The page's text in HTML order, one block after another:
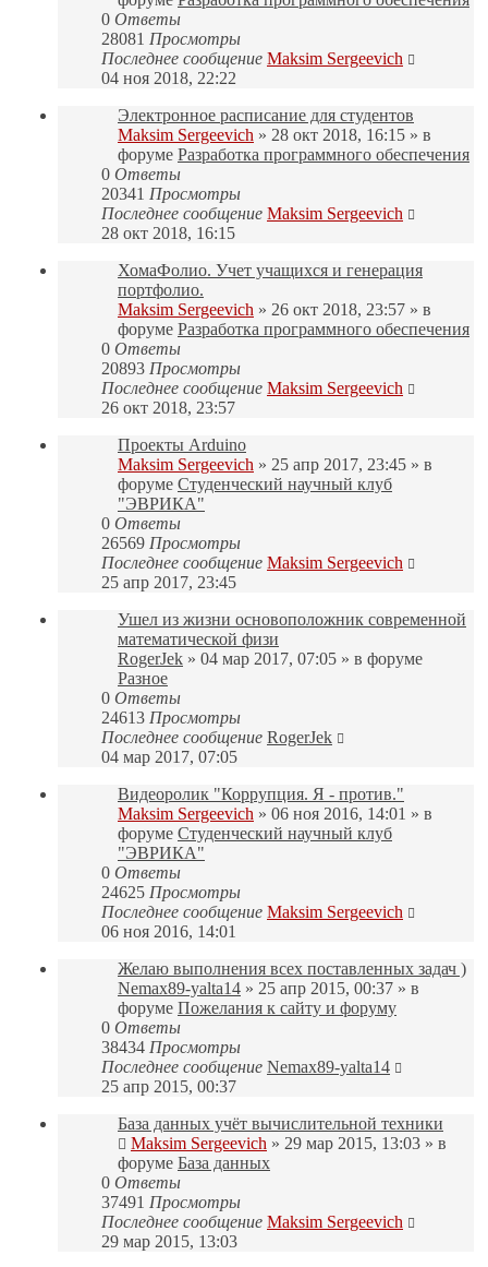
0 Ответы
28081 Просмотры
Последнее сообщение Maksim Sergeevich
04 ноя 2018, 22:22
Электронное расписание для студентов
Maksim Sergeevich » 28 окт 2018, 16:15 » в
форуме Разработка программного обеспечения
0 Ответы
20341 Просмотры
Последнее сообщение Maksim Sergeevich
28 окт 2018, 16:15
ХомаФолио. Учет учащихся и генерация
портфолио.
Maksim Sergeevich » 26 окт 2018, 23:57 » в
форуме Разработка программного обеспечения
0 Ответы
20893 Просмотры
Последнее сообщение Maksim Sergeevich
26 окт 2018, 23:57
Проекты Arduino
Maksim Sergeevich » 25 апр 2017, 23:45 » в
форуме Студенческий научный клуб
"ЭВРИКА"
0 Ответы
26569 Просмотры
Последнее сообщение Maksim Sergeevich
25 апр 2017, 23:45
Ушел из жизни основоположник современной
математической физи
RogerJek » 04 мар 2017, 07:05 » в форуме
Разное
0 Ответы
24613 Просмотры
Последнее сообщение RogerJek
04 мар 2017, 07:05
Видеоролик "Коррупция. Я - против."
Maksim Sergeevich » 06 ноя 2016, 14:01 » в
форуме Студенческий научный клуб
"ЭВРИКА"
0 Ответы
24625 Просмотры
Последнее сообщение Maksim Sergeevich
06 ноя 2016, 14:01
Желаю выполнения всех поставленных задач )
Nemax89-yalta14 » 25 апр 2015, 00:37 » в
форуме Пожелания к сайту и форуму
0 Ответы
38434 Просмотры
Последнее сообщение Nemax89-yalta14
25 апр 2015, 00:37
База данных учёт вычислительной техники
Maksim Sergeevich » 29 мар 2015, 13:03 » в
форуме База данных
0 Ответы
37491 Просмотры
Последнее сообщение Maksim Sergeevich
29 мар 2015, 13:03